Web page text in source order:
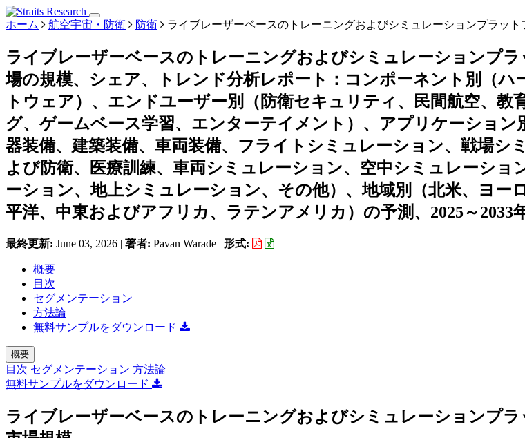
ホーム 航空宇宙・防衛 防衛 ライブレーザーベースのトレーニングおよびシミュレーションプラット
ライブレーザーベースのトレーニングおよびシミュレーションプ
場の規模、シェア、トレンド分析レポート：コンポーネント別（ハ
トウェア）、エンドユーザー別（防衛セキュリティ、民間航空、教
グ、ゲームベース学習、エンターテイメント）、アプリケーション
器装備、建築装備、車両装備、フライトシミュレーション、戦場シ
よび防衛、医療訓練、車両シミュレーション、空中シミュレーショ
ーション、地上シミュレーション、その他）、地域別（北米、ヨー
平洋、中東およびアフリカ、ラテンアメリカ）の予測、2025～2033
最終更新: June 03, 2026 | 著者: Pavan Warade | 形式:
概要
目次
セグメンテーション
方法論
無料サンプルをダウンロード
概要
目次 セグメンテーション 方法論
無料サンプルをダウンロード
ライブレーザーベースのトレーニングおよびシミュレーションプ